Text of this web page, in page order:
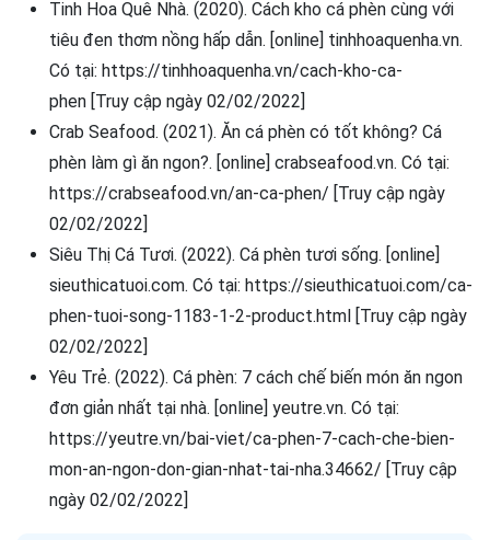
Tinh Hoa Quê Nhà. (2020). Cách kho cá phèn cùng với
tiêu đen thơm nồng hấp dẫn. [online] tinhhoaquenha.vn.
Có tại: https://tinhhoaquenha.vn/cach-kho-ca-
phen [Truy cập ngày 02/02/2022]
Crab Seafood. (2021). Ăn cá phèn có tốt không? Cá
phèn làm gì ăn ngon?. [online] crabseafood.vn. Có tại:
https://crabseafood.vn/an-ca-phen/ [Truy cập ngày
02/02/2022]
Siêu Thị Cá Tươi. (2022). Cá phèn tươi sống. [online]
sieuthicatuoi.com. Có tại: https://sieuthicatuoi.com/ca-
phen-tuoi-song-1183-1-2-product.html [Truy cập ngày
02/02/2022]
Yêu Trẻ. (2022). Cá phèn: 7 cách chế biến món ăn ngon
đơn giản nhất tại nhà. [online] yeutre.vn. Có tại:
https://yeutre.vn/bai-viet/ca-phen-7-cach-che-bien-
mon-an-ngon-don-gian-nhat-tai-nha.34662/ [Truy cập
ngày 02/02/2022]